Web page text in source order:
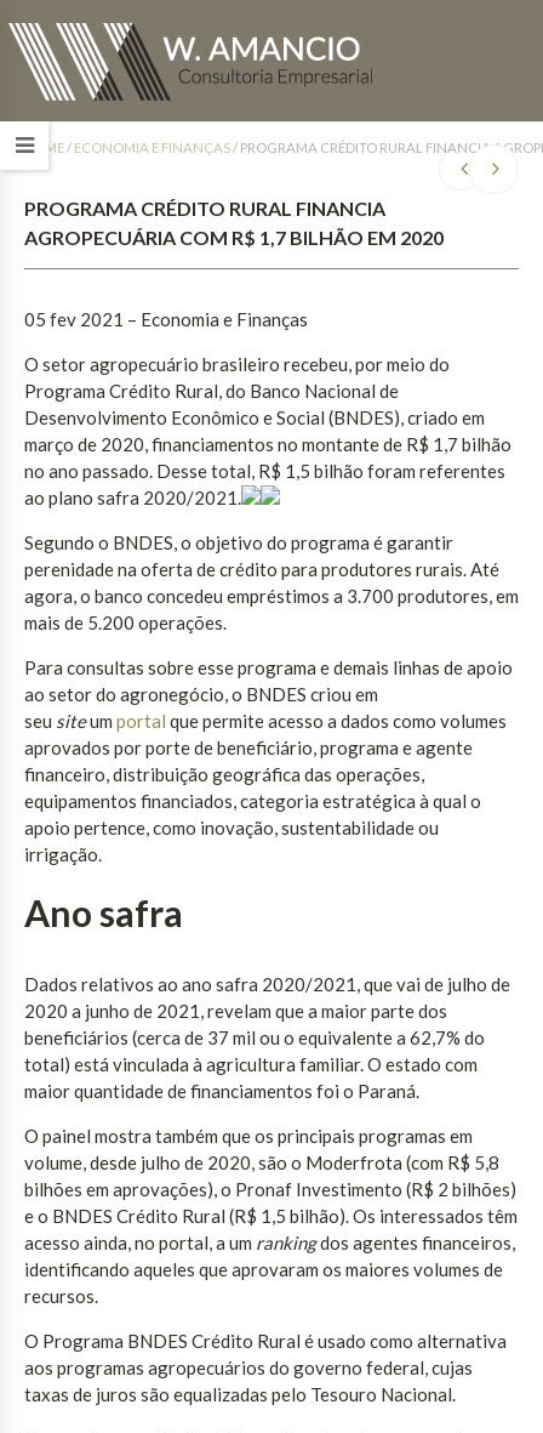
HOME/ ECONOMIA E FINANÇAS/ PROGRAMA CRÉDITO RURAL FINANCIA
PROGRAMA CRÉDITO RURAL FINANCIA
AGROPECUÁRIA COM R$ 1,7 BILHÃO EM 2020
05 fev 2021 – Economia e Finanças
O setor agropecuário brasileiro recebeu, por meio do
Programa Crédito Rural, do Banco Nacional de
Desenvolvimento Econômico e Social (BNDES), criado em
março de 2020, financiamentos no montante de R$ 1,7 bilhão
no ano passado. Desse total, R$ 1,5 bilhão foram referentes
ao plano safra 2020/2021.
Segundo o BNDES, o objetivo do programa é garantir
perenidade na oferta de crédito para produtores rurais. Até
agora, o banco concedeu empréstimos a 3.700 produtores, em
mais de 5.200 operações.
Para consultas sobre esse programa e demais linhas de apoio
ao setor do agronegócio, o BNDES criou em
seu siteum portal que permite acesso a dados como volumes
aprovados por porte de beneficiário, programa e agente
financeiro, distribuição geográfica das operações,
equipamentos financiados, categoria estratégica à qual o
apoio pertence, como inovação, sustentabilidade ou
irrigação.
Ano safra
Dados relativos ao ano safra 2020/2021, que vai de julho de
2020 a junho de 2021, revelam que a maior parte dos
beneficiários (cerca de 37 mil ou o equivalente a 62,7% do
total) está vinculada à agricultura familiar. O estado com
maior quantidade de financiamentos foi o Paraná.
O painel mostra também que os principais programas em
volume, desde julho de 2020, são o Moderfrota (com R$ 5,8
bilhões em aprovações), o Pronaf Investimento (R$ 2 bilhões)
e o BNDES Crédito Rural (R$ 1,5 bilhão). Os interessados têm
acesso ainda, no portal, a um rankingdos agentes financeiros,
identificando aqueles que aprovaram os maiores volumes de
recursos.
O Programa BNDES Crédito Rural é usado como alternativa
aos programas agropecuários do governo federal, cujas
taxas de juros são equalizadas pelo Tesouro Nacional.